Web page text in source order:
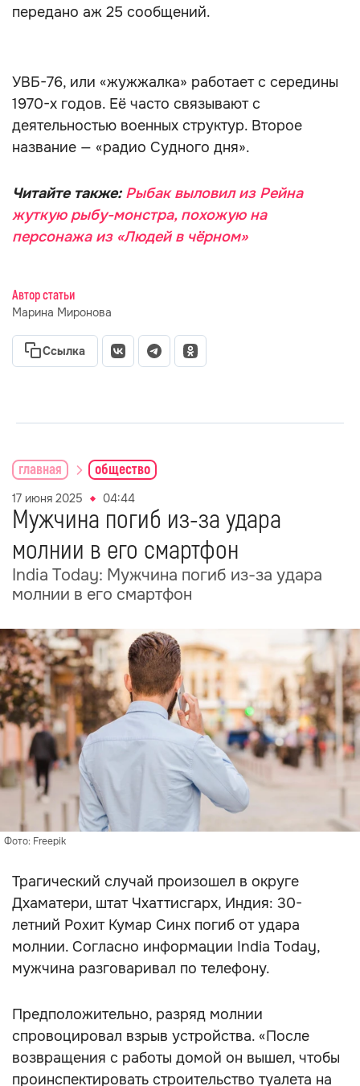
передано аж 25 сообщений.
УВБ-76, или «жужжалка» работает с середины
1970-х годов. Её часто связывают с
деятельностью военных структур. Второе
название — «радио Судного дня».
Читайте также: Рыбак выловил из Рейна
жуткую рыбу-монстра, похожую на
персонажа из «Людей в чёрном»
Автор статьи
Марина Миронова
Ссылка
главная общество
17 июня 2025 04:44
Мужчина погиб из-за удара
молнии в его смартфон
India Today: Мужчина погиб из-за удара
молнии в его смартфон
Фото: Freepik
Трагический случай произошел в округе
Дхаматери, штат Чхаттисгарх, Индия: 30-
летний Рохит Кумар Синх погиб от удара
молнии. Согласно информации India Today,
мужчина разговаривал по телефону.
Предположительно, разряд молнии
спровоцировал взрыв устройства. «После
возвращения с работы домой он вышел, чтобы
проинспектировать строительство туалета на